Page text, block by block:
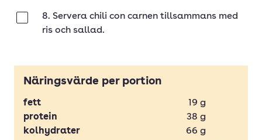
8. Servera chili con carnen tillsammans med
ris och sallad.
Näringsvärde per portion
fett 19 g
protein
38 g
kolhydrater
66 g